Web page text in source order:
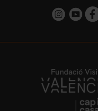
https://https://
https://